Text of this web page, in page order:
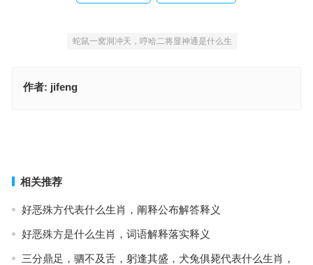
蛇鼠一窝洞冲天，哼哈二将显神通是什么生
作者: jifeng
相关推荐
好恶殊方代表什么生肖，阐释公布解答释义
好恶殊方是什么生肖，词语解释落实释义
三分鼎足，驷不及舌，躬逢其盛，犬兔俱毙代表什么生肖，